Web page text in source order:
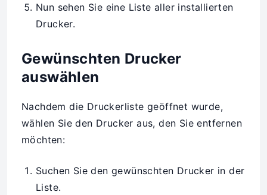
Nun sehen Sie eine Liste aller installierten
Drucker.
Gewünschten Drucker
auswählen
Nachdem die Druckerliste geöffnet wurde,
wählen Sie den Drucker aus, den Sie entfernen
möchten:
Suchen Sie den gewünschten Drucker in der
Liste.